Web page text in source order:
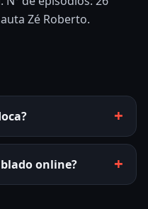
Zé Roberto.
online?